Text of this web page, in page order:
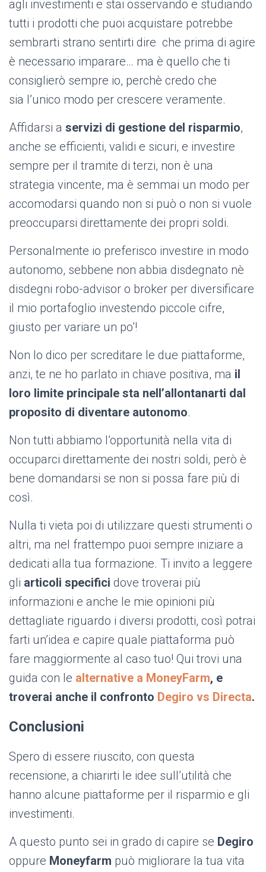
agli investimenti e stai osservando e studiando
tutti i prodotti che puoi acquistare potrebbe
sembrarti strano sentirti dire che prima di agire
è necessario imparare… ma è quello che ti
consiglierò sempre io, perchè credo che
sia l’unico modo per crescere veramente.
Affidarsi a servizi di gestione del risparmio,
anche se efficienti, validi e sicuri, e investire
sempre per il tramite di terzi, non è una
strategia vincente, ma è semmai un modo per
accomodarsi quando non si può o non si vuole
preoccuparsi direttamente dei propri soldi.
Personalmente io preferisco investire in modo
autonomo, sebbene non abbia disdegnato nè
disdegni robo-advisor o broker per diversificare
il mio portafoglio investendo piccole cifre,
giusto per variare un po’!
Non lo dico per screditare le due piattaforme,
anzi, te ne ho parlato in chiave positiva, ma il
loro limite principale sta nell’allontanarti dal
proposito di diventare autonomo.
Non tutti abbiamo l’opportunità nella vita di
occuparci direttamente dei nostri soldi, però è
bene domandarsi se non si possa fare più di
così.
Nulla ti vieta poi di utilizzare questi strumenti o
altri, ma nel frattempo puoi sempre iniziare a
dedicati alla tua formazione. Ti invito a leggere
gli articoli specifici dove troverai più
informazioni e anche le mie opinioni più
dettagliate riguardo i diversi prodotti, così potrai
farti un’idea e capire quale piattaforma può
fare maggiormente al caso tuo! Qui trovi una
guida con le alternative a MoneyFarm, e
troverai anche il confronto Degiro vs Directa.
Conclusioni
Spero di essere riuscito, con questa
recensione, a chiarirti le idee sull’utilità che
hanno alcune piattaforme per il risparmio e gli
investimenti.
A questo punto sei in grado di capire se Degiro
oppure Moneyfarm può migliorare la tua vita